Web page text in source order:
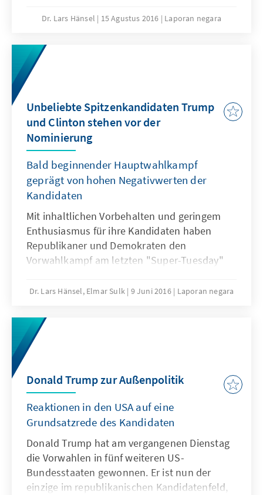
Jetzt richtet sich im Hauptwahlkampf der
auf die Parteibasis, sondern auf das
allgemeine Wahlvolk. Dabei könnten die
Unterschiede unter den Kandidaten auch
ultimative Kandidatin des Establishments, gilt
Trump als der ultimative Anti-Establishment-
Kandidat, der disruptiv alles auf den Kopf
stellen will.
Dr. Lars Hänsel 15 Agustus 2016 Laporan negara
Unbeliebte Spitzenkandidaten Trump
und Clinton stehen vor der
Nominierung
Bald beginnender Hauptwahlkampf
geprägt von hohen Negativwerten der
Kandidaten
Mit inhaltlichen Vorbehalten und geringem
Enthusiasmus für ihre Kandidaten haben
Republikaner und Demokraten den
Vorwahlkampf am letzten "Super-Tuesday"
abgeschlossen. Allein in Washington DC wird
Dr. Lars Hänsel, Elmar Sulk 9 Juni 2016 Laporan negara
Donald Trump zur Außenpolitik
Reaktionen in den USA auf eine
Grundsatzrede des Kandidaten
Donald Trump hat am vergangenen Dienstag
die Vorwahlen in fünf weiteren US-
Bundesstaaten gewonnen. Er ist nun der
einzige im republikanischen Kandidatenfeld,